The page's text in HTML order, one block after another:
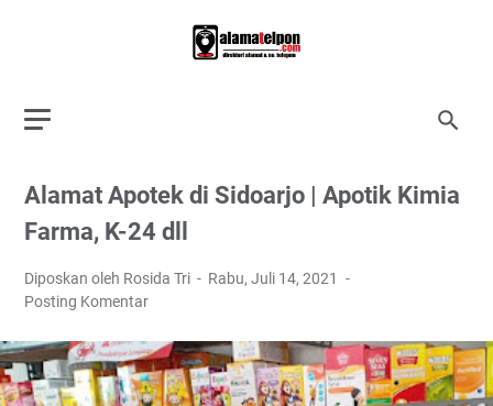
Alamat Apotek di Sidoarjo | Apotik Kimia
Farma, K-24 dll
Diposkan oleh Rosida Tri
Rabu, Juli 14, 2021
Posting Komentar